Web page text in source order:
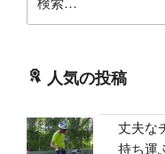
索:
人気の投稿
丈夫な
持ち運